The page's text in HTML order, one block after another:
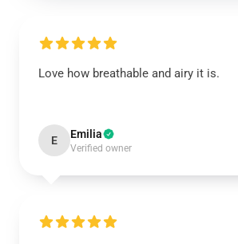
Love how breathable and airy it is.
E Emilia
Verified owner